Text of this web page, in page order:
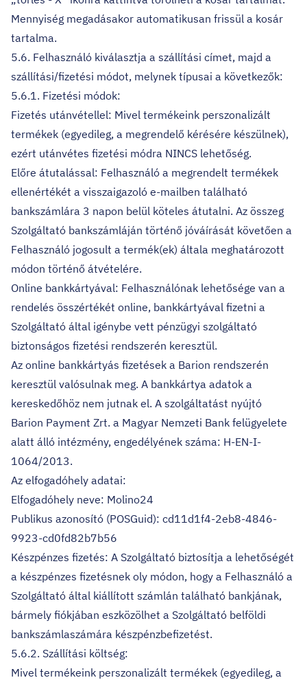
Mennyiség megadásakor automatikusan frissül a kosár
tartalma.
5.6. Felhasználó kiválasztja a szállítási címet, majd a
szállítási/fizetési módot, melynek típusai a következők:
5.6.1. Fizetési módok:
Fizetés utánvétellel: Mivel termékeink perszonalizált
termékek (egyedileg, a megrendelő kérésére készülnek),
ezért utánvétes fizetési módra NINCS lehetőség.
Előre átutalással: Felhasználó a megrendelt termékek
ellenértékét a visszaigazoló e-mailben található
bankszámlára 3 napon belül köteles átutalni. Az összeg
Szolgáltató bankszámláján történő jóváírását követően a
Felhasználó jogosult a termék(ek) általa meghatározott
módon történő átvételére.
Online bankkártyával: Felhasználónak lehetősége van a
rendelés összértékét online, bankkártyával fizetni a
Szolgáltató által igénybe vett pénzügyi szolgáltató
biztonságos fizetési rendszerén keresztül.
Az online bankkártyás fizetések a Barion rendszerén
keresztül valósulnak meg. A bankkártya adatok a
kereskedőhöz nem jutnak el. A szolgáltatást nyújtó
Barion Payment Zrt. a Magyar Nemzeti Bank felügyelete
alatt álló intézmény, engedélyének száma: H-EN-I-
1064/2013.
Az elfogadóhely adatai:
Elfogadóhely neve: Molino24
Publikus azonosító (POSGuid): cd11d1f4-2eb8-4846-
9923-cd0fd82b7b56
Készpénzes fizetés: A Szolgáltató biztosítja a lehetőségét
a készpénzes fizetésnek oly módon, hogy a Felhasználó a
Szolgáltató által kiállított számlán található bankjának,
bármely fiókjában eszközölhet a Szolgáltató belföldi
bankszámlaszámára készpénzbefizetést.
5.6.2. Szállítási költség:
Mivel termékeink perszonalizált termékek (egyedileg, a